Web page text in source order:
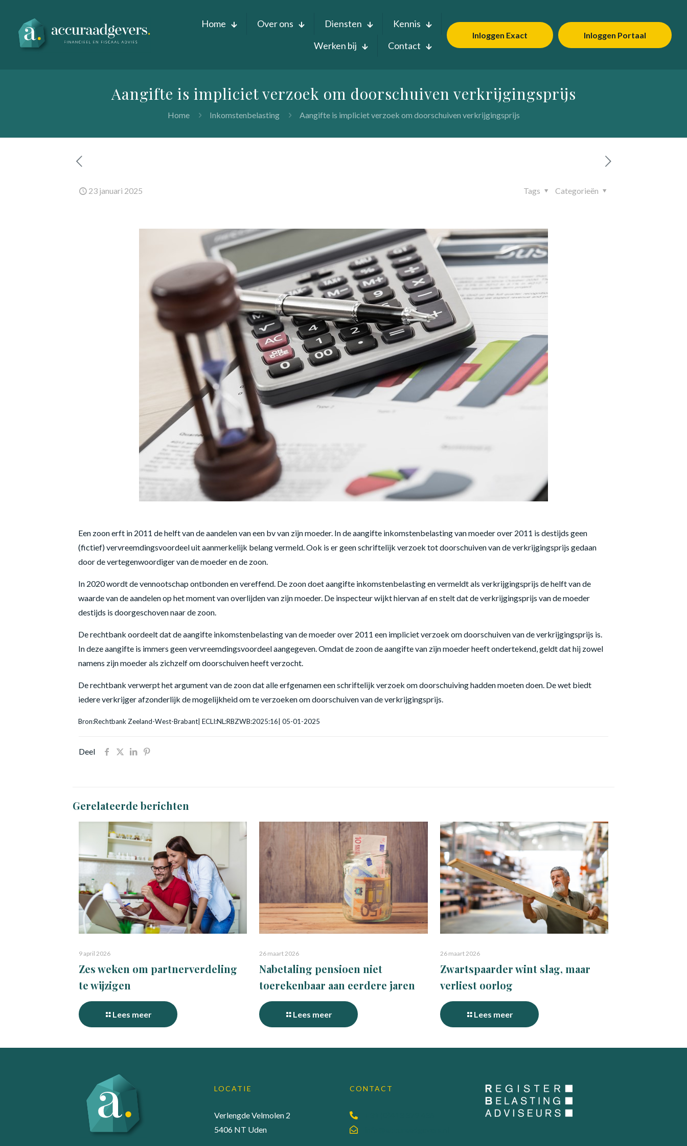
Home Over ons Diensten
Kennis
Werken bij
Contact
Inloggen Exact Inloggen Portaal
Aangifte is impliciet verzoek om doorschuiven verkrijgingsprijs
Home Inkomstenbelasting Aangifte is impliciet verzoek om doorschuiven verkrijgingsprijs
23 januari 2025 Categorieën
Tags
Een zoon erft in 2011 de helft van de aandelen van een bv van zijn moeder. In de aangifte inkomstenbelasting van moeder over 2011 is destijds geen
(fictief) vervreemdingsvoordeel uit aanmerkelijk belang vermeld. Ook is er geen schriftelijk verzoek tot doorschuiven van de verkrijgingsprijs gedaan
door de vertegenwoordiger van de moeder en de zoon.
In 2020 wordt de vennootschap ontbonden en vereffend. De zoon doet aangifte inkomstenbelasting en vermeldt als verkrijgingsprijs de helft van de
waarde van de aandelen op het moment van overlijden van zijn moeder. De inspecteur wijkt hiervan af en stelt dat de verkrijgingsprijs van de moeder
destijds is doorgeschoven naar de zoon.
De rechtbank oordeelt dat de aangifte inkomstenbelasting van de moeder over 2011 een impliciet verzoek om doorschuiven van de verkrijgingsprijs is.
In deze aangifte is immers geen vervreemdingsvoordeel aangegeven. Omdat de zoon de aangifte van zijn moeder heeft ondertekend, geldt dat hij zowel
namens zijn moeder als zichzelf om doorschuiven heeft verzocht.
De rechtbank verwerpt het argument van de zoon dat alle erfgenamen een schriftelijk verzoek om doorschuiving hadden moeten doen. De wet biedt
iedere verkrijger afzonderlijk de mogelijkheid om te verzoeken om doorschuiven van de verkrijgingsprijs.
Bron:Rechtbank Zeeland-West-Brabant| ECLI:NL:RBZWB:2025:16| 05-01-2025
Deel
Gerelateerde berichten
9 april 2026
Zes weken om partnerverdeling
te wijzigen
Lees meer
26 maart 2026
Nabetaling pensioen niet
toerekenbaar aan eerdere jaren
Lees meer
26 maart 2026
Zwartspaarder wint slag, maar
verliest oorlog
Lees meer
LOCATIE
Verlengde Velmolen 2
5406 NT Uden
CONTACT